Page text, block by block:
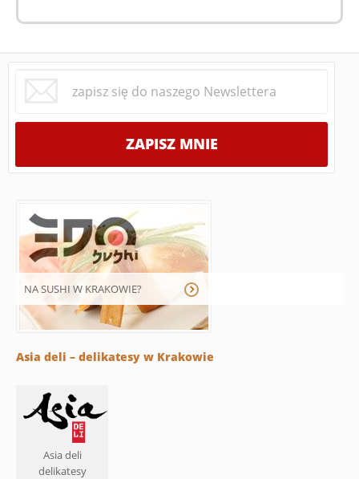
NA SUSHI W KRAKOWIE?
Asia deli – delikatesy w Krakowie
Asia deli
delikatesy